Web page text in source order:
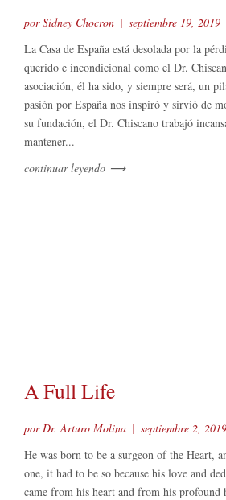
NOSOTROS
EVENTOS
por Sidney Chocron | septiembre 19, 2019
La Casa de España está desolada por la
querido e incondicional como el Dr.
asociación, él ha sido, y siempre será, un
pasión por España nos inspiró y sirvió de
su fundación, el Dr. Chiscano trabajó
mantener...
continuar leyendo ⟶
A Full Life
por Dr. Arturo Molina | septiembre 2, 2019
He was born to be a surgeon of the Heart,
one, it had to be so because his love and
came from his heart and from his profound